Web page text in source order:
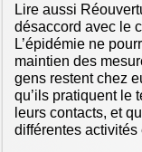
Lire aussi
désaccord avec le
L’épidémie ne
maintien des
gens restent chez
qu’ils pratiquent le
leurs contacts, et
différentes